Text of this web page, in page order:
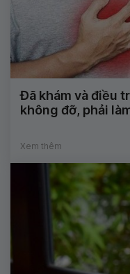
Đã khám và điều
không đỡ, phải
Xem thêm